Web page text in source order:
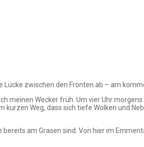
zwischen den Fronten ab – am
meinen Wecker früh. Um vier Uhr
Weg, dass sich tiefe Wolken und
am Grasen sind. Von hier im